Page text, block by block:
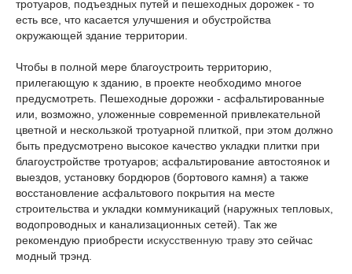
тротуаров, подъездных путей и пешеходных дорожек - то
есть все, что касается улучшения и обустройства
окружающей здание территории.
Чтобы в полной мере благоустроить территорию,
прилегающую к зданию, в проекте необходимо многое
предусмотреть. Пешеходные дорожки - асфальтированные
или, возможно, уложенные современной привлекательной
цветной и нескользкой тротуарной плиткой, при этом должно
быть предусмотрено высокое качество укладки плитки при
благоустройстве тротуаров; асфальтирование автостоянок и
выездов, установку бордюров (бортового камня) а также
восстановление асфальтового покрытия на месте
строительства и укладки коммуникаций (наружных тепловых,
водопроводных и канализационных сетей). Так же
рекомендую приобрести искусственную траву это сейчас
модный трэнд.